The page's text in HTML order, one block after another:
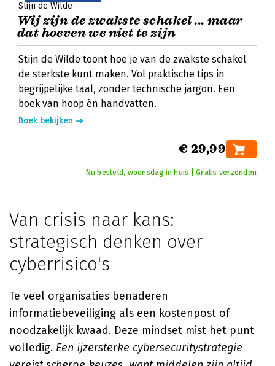
Stijn de Wilde
Wij zijn de zwakste schakel ... maar
dat hoeven we niet te zijn
Stijn de Wilde toont hoe je van de zwakste schakel
de sterkste kunt maken. Vol praktische tips in
begrijpelijke taal, zonder technische jargon. Een
boek van hoop én handvatten.
Boek bekijken
€ 29,99
Nu besteld, woensdag in huis | Gratis verzonden
Van crisis naar kans:
strategisch denken over
cyberrisico's
Te veel organisaties benaderen
informatiebeveiliging als een kostenpost of
noodzakelijk kwaad. Deze mindset mist het punt
volledig. Een ijzersterke cybersecuritystrategie